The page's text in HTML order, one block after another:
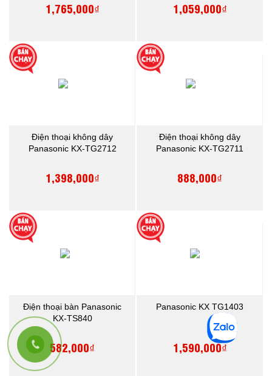
1,765,000₫ 1,059,000₫
Điện thoại không dây
Panasonic KX-TG2712
1,398,000₫
Điện thoại không dây
Panasonic KX-TG2711
888,000₫
Điện thoại bàn Panasonic
KX-TS840
582,000₫
Panasonic KX TG1403
1,590,000₫